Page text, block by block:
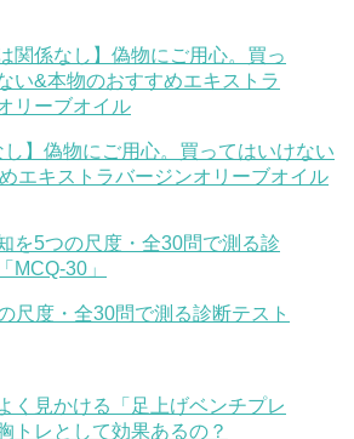
し】偽物にご用心。買ってはいけない
エキストラバージンオリーブオイル
尺度・全30問で測る診断テスト